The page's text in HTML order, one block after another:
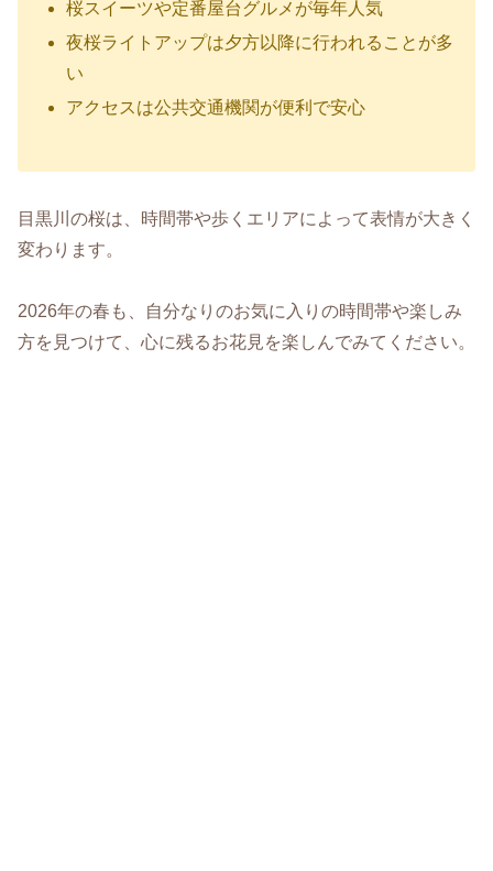
桜スイーツや定番屋台グルメが毎年人気
夜桜ライトアップは夕方以降に行われることが多
い
アクセスは公共交通機関が便利で安心
目黒川の桜は、時間帯や歩くエリアによって表情が大きく
変わります。
2026年の春も、自分なりのお気に入りの時間帯や楽しみ
方を見つけて、心に残るお花見を楽しんでみてください。